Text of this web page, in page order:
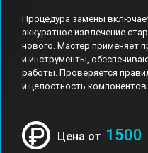
Процедура замены
аккуратное извлечение
нового. Мастер применяет
и инструменты,
работы. Проверяется
и целостность
Цена от 1500